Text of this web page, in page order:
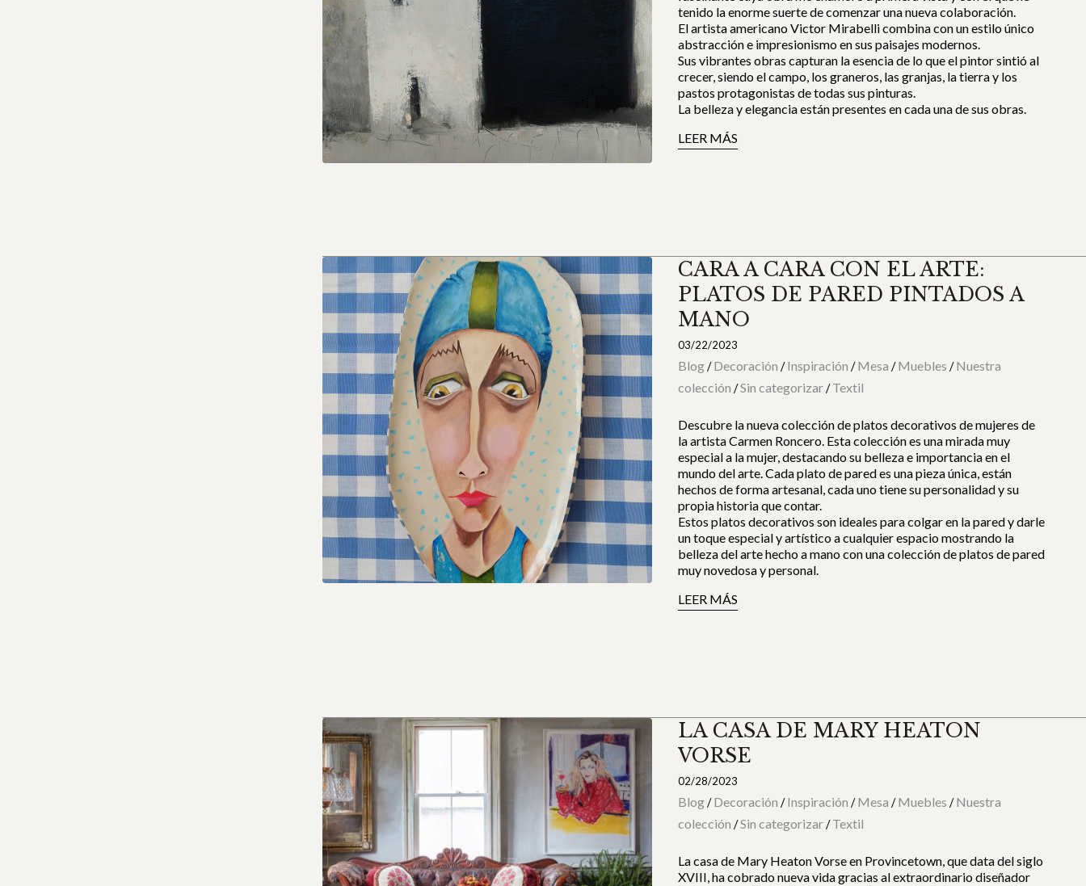
tenido la enorme suerte de comenzar una nueva colaboración.
El artista americano Victor Mirabelli combina con un estilo único
abstracción e impresionismo en sus paisajes modernos.
Sus vibrantes obras capturan la esencia de lo que el pintor sintió al
crecer, siendo el campo, los graneros, las granjas, la tierra y los
pastos protagonistas de todas sus pinturas.
La belleza y elegancia están presentes en cada una de sus obras.
LEER MÁS
CARA A CARA CON EL ARTE:
PLATOS DE PARED PINTADOS A
MANO
03/22/2023
Blog/Decoración /Inspiración /Mesa /Muebles /Nuestra
colección /Sin categorizar/Textil
Descubre la nueva colección de platos decorativos de mujeres de
la artista Carmen Roncero. Esta colección es una mirada muy
especial a la mujer, destacando su belleza e importancia en el
mundo del arte. Cada plato de pared es una pieza única, están
hechos de forma artesanal, cada uno tiene su personalidad y su
propia historia que contar.
Estos platos decorativos son ideales para colgar en la pared y darle
un toque especial y artístico a cualquier espacio mostrando la
belleza del arte hecho a mano con una colección de platos de pared
muy novedosa y personal.
LEER MÁS
LA CASA DE MARY HEATON
VORSE
02/28/2023
Blog/Decoración /Inspiración /Mesa /Muebles /Nuestra
colección /Sin categorizar/Textil
La casa de Mary Heaton Vorse en Provincetown, que data del siglo
XVIII, ha cobrado nueva vida gracias al extraordinario diseñador